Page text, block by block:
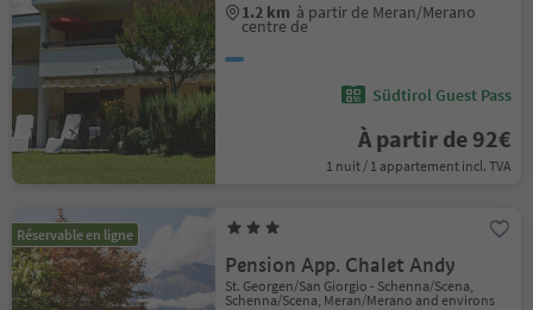
1.2 km à partir de Meran/Merano
centre de
Südtirol Guest Pass
À partir de 92€
1 nuit / 1 appartement incl. TVA
Réservable en ligne
Pension App. Chalet Andy
St. Georgen/San Giorgio - Schenna/Scena,
Schenna/Scena, Meran/Merano and environs